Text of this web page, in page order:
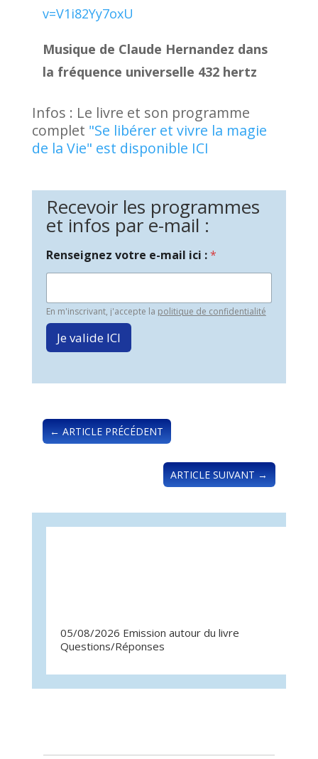
v=V1i82Yy7oxU
Musique de Claude Hernandez dans
la fréquence universelle 432 hertz
Infos : Le livre et son programme
complet "Se libérer et vivre la magie
de la Vie" est disponible ICI
Recevoir les programmes
et infos par e-mail :
Renseignez votre e-mail ici :*
En m'inscrivant, j'accepte la politique de confidentialité
Je valide ICI
← ARTICLE PRÉCÉDENT
ARTICLE SUIVANT →
05/08/2026 Emission autour du livre
Questions/Réponses